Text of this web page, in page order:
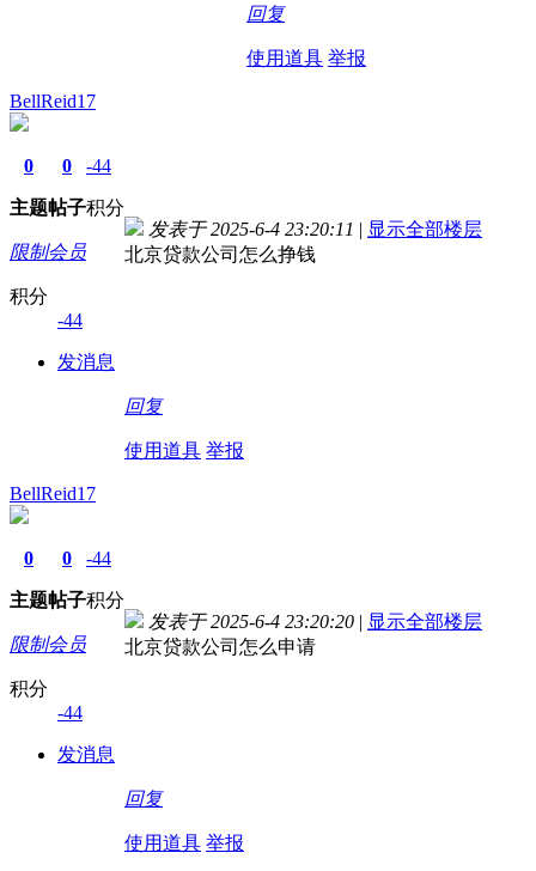
回复
使用道具 举报
BellReid17
0
主题
0
帖子
-44
积分
限制会员
积分
-44
发消息
发表于 2025-6-4 23:20:11 | 显示全部楼层
北京贷款公司怎么挣钱
回复
使用道具 举报
BellReid17
0
主题
0
帖子
-44
积分
限制会员
积分
-44
发消息
发表于 2025-6-4 23:20:20 | 显示全部楼层
北京贷款公司怎么申请
回复
使用道具 举报